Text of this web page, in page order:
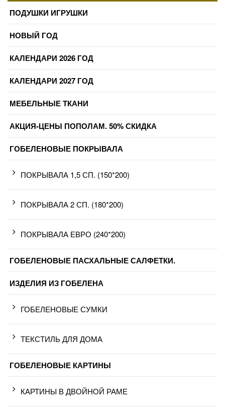
ПОДУШКИ ИГРУШКИ
НОВЫЙ ГОД
КАЛЕНДАРИ 2026 ГОД
КАЛЕНДАРИ 2027 ГОД
МЕБЕЛЬНЫЕ ТКАНИ
АКЦИЯ-ЦЕНЫ ПОПОЛАМ. 50% СКИДКА
ГОБЕЛЕНОВЫЕ ПОКРЫВАЛА
ПОКРЫВАЛА 1,5 СП. (150*200)
ПОКРЫВАЛА 2 СП. (180*200)
ПОКРЫВАЛА ЕВРО (240*200)
ГОБЕЛЕНОВЫЕ ПАСХАЛЬНЫЕ САЛФЕТКИ.
ИЗДЕЛИЯ ИЗ ГОБЕЛЕНА
ГОБЕЛЕНОВЫЕ СУМКИ
ТЕКСТИЛЬ ДЛЯ ДОМА
ГОБЕЛЕНОВЫЕ КАРТИНЫ
КАРТИНЫ В ДВОЙНОЙ РАМЕ